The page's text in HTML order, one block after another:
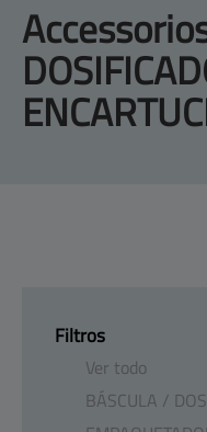
Filtros
Ver todo
BÁSCULA ​/​